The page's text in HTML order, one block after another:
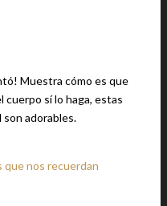
Muestra cómo es que
cuerpo sí lo haga, estas
adorables.
que nos recuerdan